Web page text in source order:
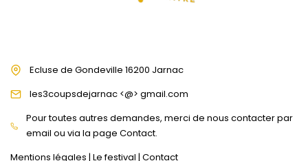
Ecluse de Gondeville 16200 Jarnac
les3coupsdejarnac <@> gmail.com
Pour toutes autres demandes, merci de nous contacter par
email ou via la page Contact.
Mentions légales | Le festival | Contact